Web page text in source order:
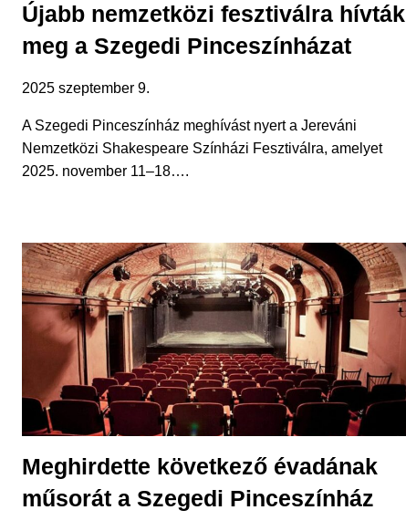
Újabb nemzetközi fesztiválra hívták
meg a Szegedi Pinceszínházat
2025 szeptember 9.
A Szegedi Pinceszínház meghívást nyert a Jereváni
Nemzetközi Shakespeare Színházi Fesztiválra, amelyet
2025. november 11–18….
Meghirdette következő évadának
műsorát a Szegedi Pinceszínház